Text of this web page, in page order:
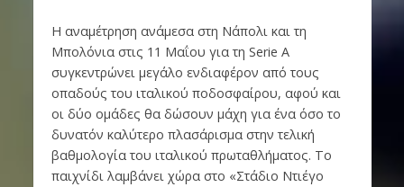
Η αναμέτρηση ανάμεσα στη Νάπολι και τη
Μπολόνια στις 11 Μαΐου για τη Serie A
συγκεντρώνει μεγάλο ενδιαφέρον από τους
οπαδούς του ιταλικού ποδοσφαίρου, αφού και
οι δύο ομάδες θα δώσουν μάχη για ένα όσο το
δυνατόν καλύτερο πλασάρισμα στην τελική
βαθμολογία του ιταλικού πρωταθλήματος. Το
παιχνίδι λαμβάνει χώρα στο «Στάδιο Ντιέγο